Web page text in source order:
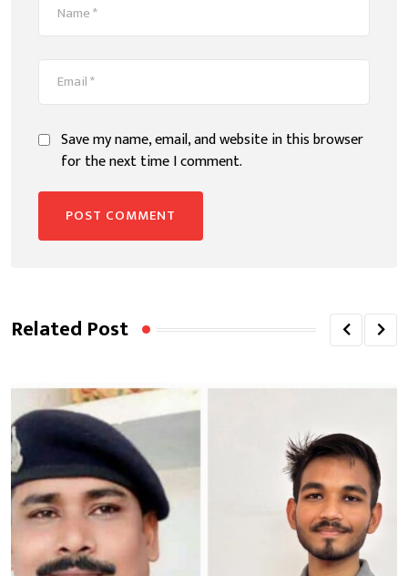
Save my name, email, and website in this browser
for the next time I comment.
Related Post